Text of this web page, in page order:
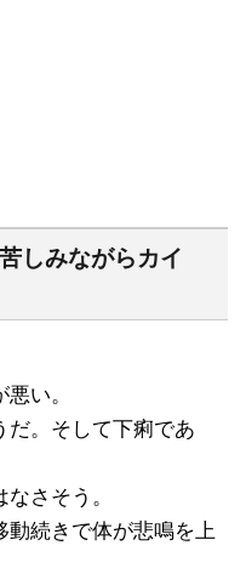
しみながらカイ
い。
だ。そして下痢であ
さそう。
動続きで体が悲鳴を上